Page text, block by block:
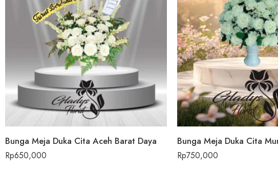
Bunga Meja Duka Cita Aceh Barat Daya
Rp650,000 Rp750,000